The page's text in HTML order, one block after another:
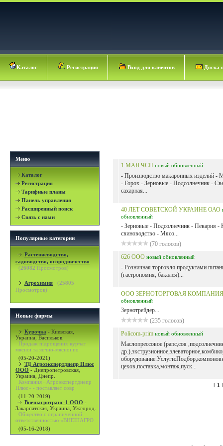
Каталог Регистрация Вход для клиентов Доска
Меню
Каталог
Регистрация
Тарифные планы
Панель управления
Расширенный поиск
Связь с нами
Популярные категории
Растениеводство,
садоводство, огородничество
(26082 Просмотров)
Агрохимия (25805
Просмотров)
Новые фирмы
Курочка - Киевская,
Украина, Васильков.
Продаж підрощених курчат
мясної та яєчно-мясної по
(05-20-2021)
ТД Агроэкспертднепр Плюс
ООО - Днепропетровская,
Украина, Днепр.
Компания «Агроэкспертднепр
Плюс» - поставляет совр
(11-20-2019)
Внешагротранс-1 ООО -
Закарпатская, Украина, Ужгород.
Общество с ограниченной
ответственностью «ВНЕШАГРО
(05-16-2018)
1 МАЯ ЧСП новый обновленный
- Производство макаронных изделий -
- Горох - Зерновые - Подсолнечник -
сахарная...
40 ЛЕТ СОВЕТСКОЙ УКРАИНЕ ОАО
обновленный
- Зерновые - Подсолнечник - Пекарня -
свиноводство - Мясо...
(70 голосов)
626 ООО новый обновленный
- Розничная торговля продуктами
(гастрономия, бакалея)...
OOO ЗЕРНОТОРГОВАЯ КОМПАНИЯ
обновленный
Зернотрейдер...
(235 голосов)
Policom-prim новый обновленный
Маслопрессовое (рапс,соя
цехов,поставка,монтаж,пуск...
[ 1